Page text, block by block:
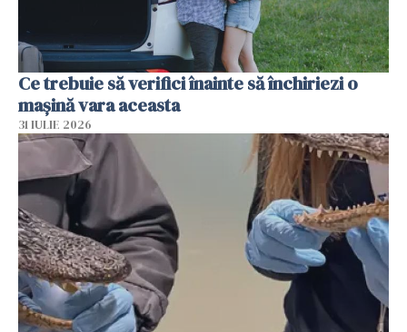
Ce trebuie să verifici înainte să închiriezi o
mașină vara aceasta
31 IULIE 2026